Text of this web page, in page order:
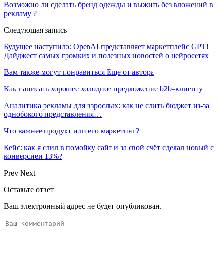
Возможно ли сделать бренд одежды и выжить без вложений в
рекламу ?
Следующая запись
Будущее наступило: OpenAI представляет маркетплейс GPT!
Дайджест самых громких и полезных новостей о нейросетях
Вам также могут понравиться Еще от автора
Как написать хорошее холодное предложение b2b–клиенту
Аналитика рекламы для взрослых: как не слить бюджет из-за
однобокого представления…
Что важнее продукт или его маркетинг?
Кейс: как я слил в помойку сайт и за свой счёт сделал новый с
конверсией 13%?
Prev Next
Оставьте ответ
Ваш электронный адрес не будет опубликован.